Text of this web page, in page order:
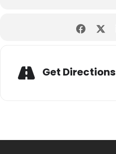
Get Directions